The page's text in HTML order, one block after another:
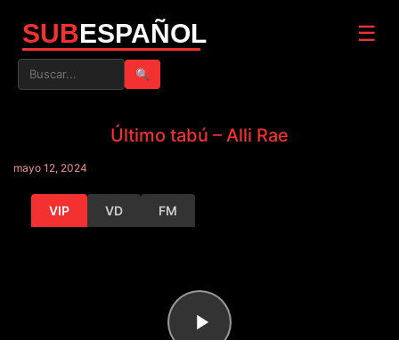
SUBESPAÑOL ☰
🔍
Último tabú – Alli Rae
mayo 12, 2024
VIP VD FM